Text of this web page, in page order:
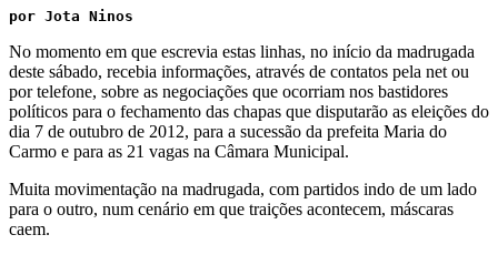
por Jota Ninos
No momento em que escrevia estas linhas, no início da madrugada
deste sábado, recebia informações, através de contatos pela net ou
por telefone, sobre as negociações que ocorriam nos bastidores
políticos para o fechamento das chapas que disputarão as eleições do
dia 7 de outubro de 2012, para a sucessão da prefeita Maria do
Carmo e para as 21 vagas na Câmara Municipal.
Muita movimentação na madrugada, com partidos indo de um lado
para o outro, num cenário em que traições acontecem, máscaras
caem.